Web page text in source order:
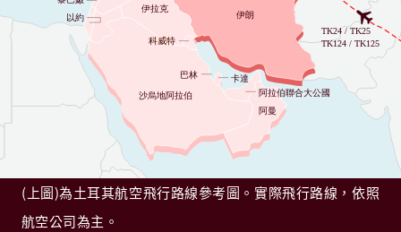
(上圖)為土耳其航空飛行路線參考圖。實際飛行路線，依照
航空公司為主。